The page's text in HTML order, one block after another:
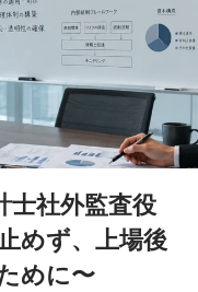
士社外監査役
めず、上場後
めに〜